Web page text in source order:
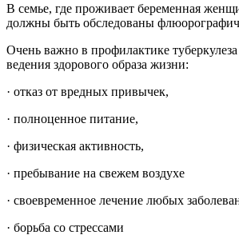
В семье, где проживает беременная
должны быть обследованы
Очень важно в профилактике
ведения здорового образа жизни:
· отказ от вредных привычек,
· полноценное питание,
· физическая активность,
· пребывание на свежем воздухе
· своевременное лечение любых
· борьба со стрессами